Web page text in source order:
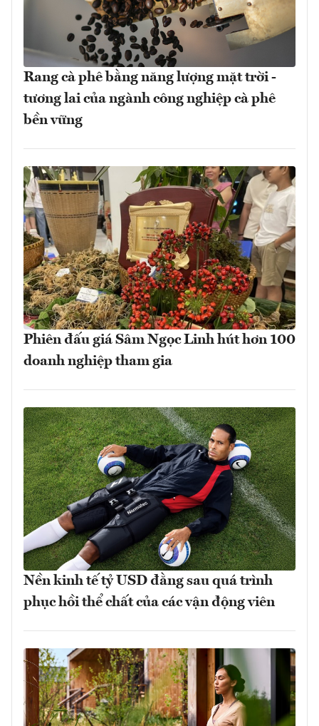
Rang cà phê bằng năng lượng mặt trời -
tương lai của ngành công nghiệp cà phê
bền vững
Phiên đấu giá Sâm Ngọc Linh hút hơn 100
doanh nghiệp tham gia
Nền kinh tế tỷ USD đằng sau quá trình
phục hồi thể chất của các vận động viên